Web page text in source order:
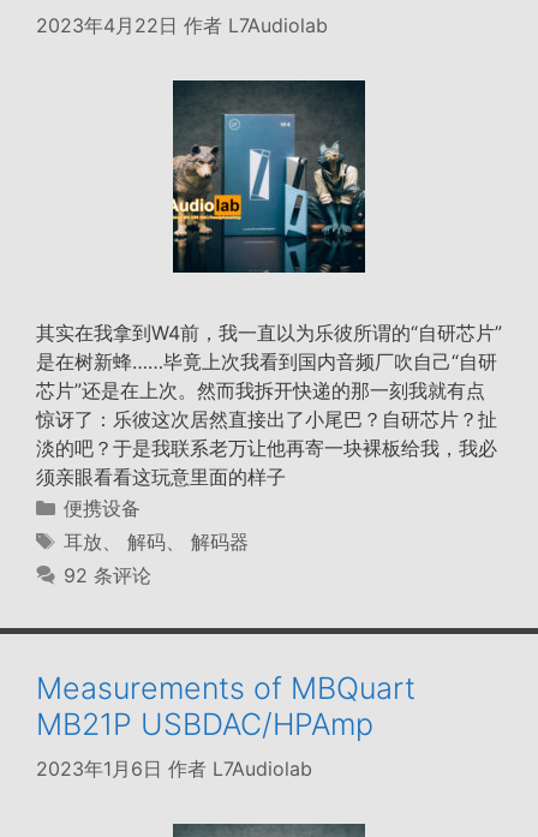
2023年4月22日 作者 L7Audiolab
其实在我拿到W4前，我一直以为乐彼所谓的“自研芯片”
是在树新蜂……毕竟上次我看到国内音频厂吹自己“自研
芯片”还是在上次。然而我拆开快递的那一刻我就有点
惊讶了：乐彼这次居然直接出了小尾巴？自研芯片？扯
淡的吧？于是我联系老万让他再寄一块裸板给我，我必
须亲眼看看这玩意里面的样子
分
类
便携设备
标
签
耳放、 解码、 解码器
92 条评论
Measurements of MBQuart
MB21P USBDAC/HPAmp
2023年1月6日 作者 L7Audiolab